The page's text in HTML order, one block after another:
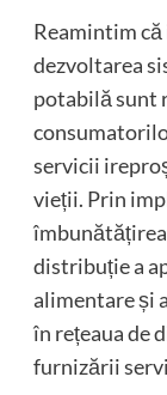
Reamintim
dezvoltarea
potabilă sunt
servicii
vieții. Prin
distribuție a
alimentare și
în rețeaua de
furnizării